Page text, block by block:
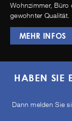
Wohnzimmer,
gewohnter Qualität.
MEHR INFOS
HABEN SIE
Dann melden Sie